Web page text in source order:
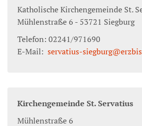
Katholische Kirchengemeinde St.
Mühlenstraße 6 - 53721 Siegburg
Telefon: 02241/971690
E-Mail: servatius-
Kirchengemeinde St. Servatius
Mühlenstraße 6